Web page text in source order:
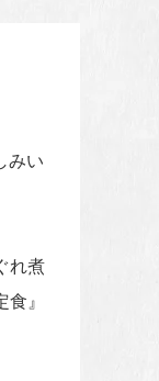
みい
れ煮
』